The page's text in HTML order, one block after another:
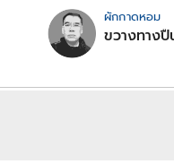
ผักกาดหอม
ขวางทางปื